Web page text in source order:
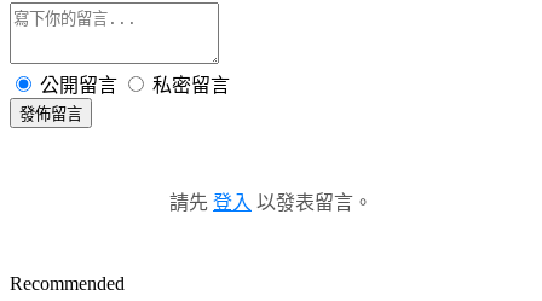
公開留言 私密留言
發佈留言
請先 登入 以發表留言。
Recommended